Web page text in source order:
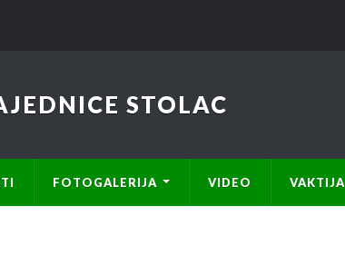
STOLAC
FOTOGALERIJA VIDEO VAKTIJA